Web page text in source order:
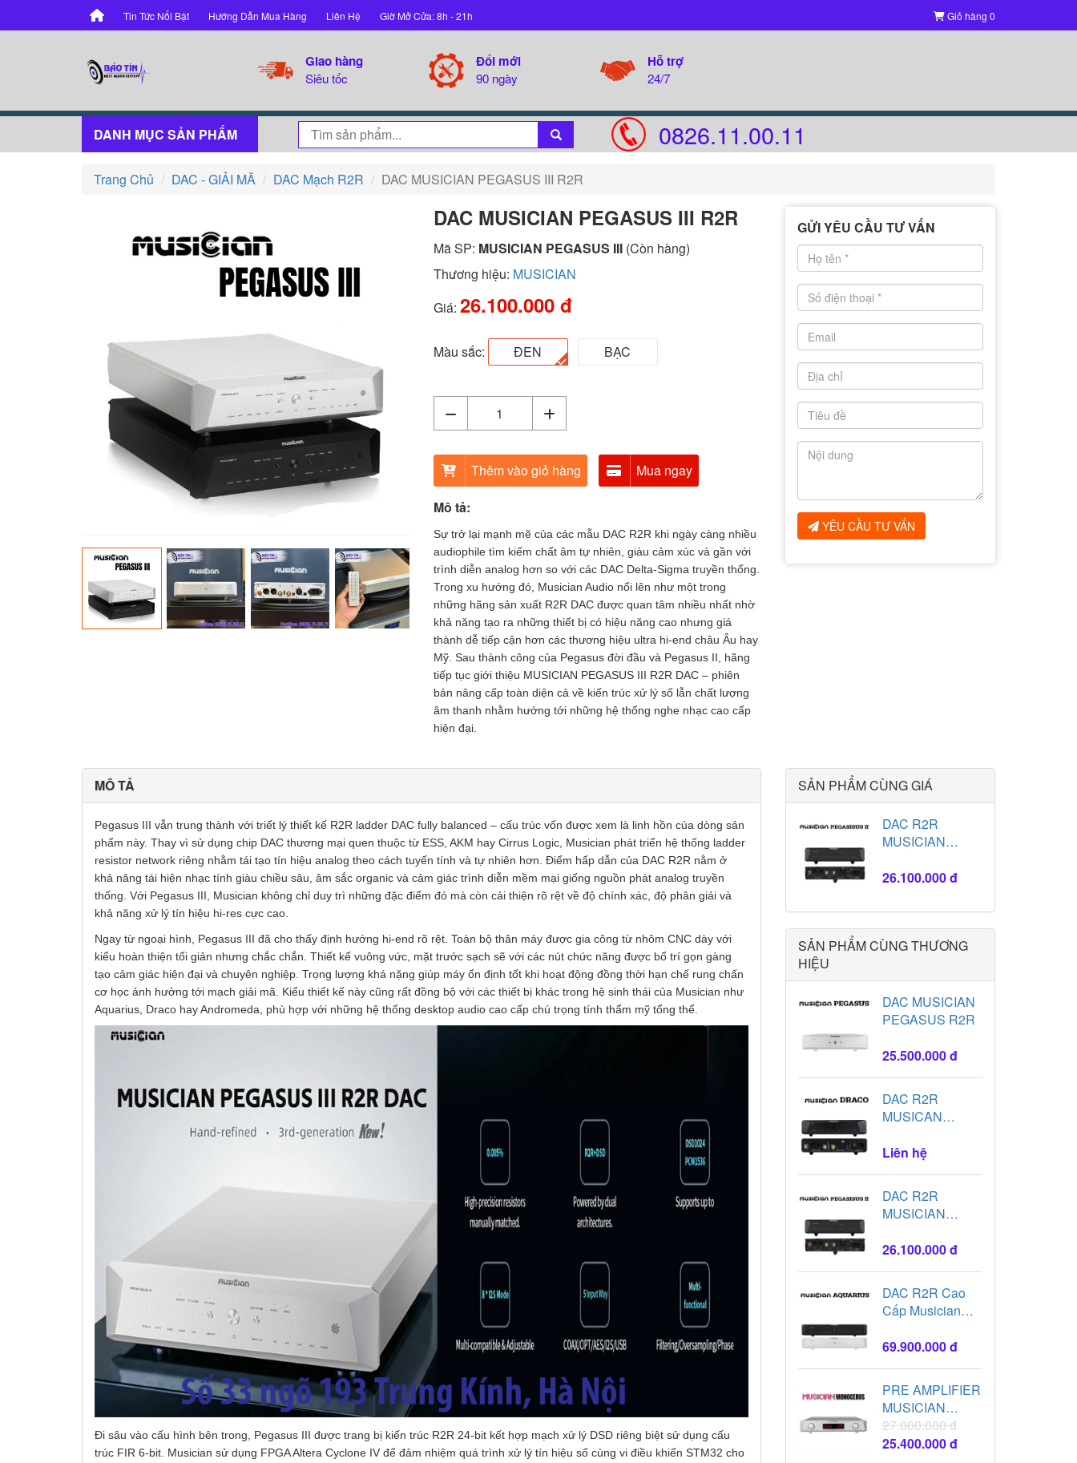
Tin Tức Nổi Bật Hướng Dẫn Mua Hàng Liên Hệ Giờ Mở Cửa: 8h - 21h Giỏ hàng 0
Giao hàng
Siêu tốc
Đổi mới
90 ngày
Hỗ trợ
24/7
DANH MỤC SẢN PHẨM 0826.11.00.11
Trang Chủ DAC - GIẢI MÃ DAC Mạch R2R DAC MUSICIAN PEGASUS III R2R
DAC MUSICIAN PEGASUS III R2R
Mã SP: MUSICIAN PEGASUS III (Còn hàng)
Thương hiệu: MUSICIAN
Giá: 26.100.000 đ
Màu sắc: ĐEN BẠC
Thêm vào giỏ hàng
Mua ngay
Mô tả:
Sự trở lại mạnh mẽ của các mẫu DAC R2R khi ngày càng nhiều
audiophile tìm kiếm chất âm tự nhiên, giàu cảm xúc và gần với
trình diễn analog hơn so với các DAC Delta-Sigma truyền thống.
Trong xu hướng đó, Musician Audio nổi lên như một trong
những hãng sản xuất R2R DAC được quan tâm nhiều nhất nhờ
khả năng tạo ra những thiết bị có hiệu năng cao nhưng giá
thành dễ tiếp cận hơn các thương hiệu ultra hi-end châu Âu hay
Mỹ. Sau thành công của Pegasus đời đầu và Pegasus II, hãng
tiếp tục giới thiệu MUSICIAN PEGASUS III R2R DAC – phiên
bản nâng cấp toàn diện cả về kiến trúc xử lý số lẫn chất lượng
âm thanh nhằm hướng tới những hệ thống nghe nhạc cao cấp
hiện đại.
GỬI YÊU CẦU TƯ VẤN
YÊU CẦU TƯ VẤN
MÔ TẢ
Pegasus III vẫn trung thành với triết lý thiết kế R2R ladder DAC fully balanced – cấu trúc vốn được xem là linh hồn của dòng sản
phẩm này. Thay vì sử dụng chip DAC thương mại quen thuộc từ ESS, AKM hay Cirrus Logic, Musician phát triển hệ thống ladder
resistor network riêng nhằm tái tạo tín hiệu analog theo cách tuyến tính và tự nhiên hơn. Điểm hấp dẫn của DAC R2R nằm ở
khả năng tái hiện nhạc tính giàu chiều sâu, âm sắc organic và cảm giác trình diễn mềm mại giống nguồn phát analog truyền
thống. Với Pegasus III, Musician không chỉ duy trì những đặc điểm đó mà còn cải thiện rõ rệt về độ chính xác, độ phân giải và
khả năng xử lý tín hiệu hi-res cực cao.
Ngay từ ngoại hình, Pegasus III đã cho thấy định hướng hi-end rõ rệt. Toàn bộ thân máy được gia công từ nhôm CNC dày với
kiểu hoàn thiện tối giản nhưng chắc chắn. Thiết kế vuông vức, mặt trước sạch sẽ với các nút chức năng được bố trí gọn gàng
tạo cảm giác hiện đại và chuyên nghiệp. Trọng lượng khá nặng giúp máy ổn định tốt khi hoạt động đồng thời hạn chế rung chấn
cơ học ảnh hưởng tới mạch giải mã. Kiểu thiết kế này cũng rất đồng bộ với các thiết bị khác trong hệ sinh thái của Musician như
Aquarius, Draco hay Andromeda, phù hợp với những hệ thống desktop audio cao cấp chú trọng tính thẩm mỹ tổng thể.
Đi sâu vào cấu hình bên trong, Pegasus III được trang bị kiến trúc R2R 24-bit kết hợp mạch xử lý DSD riêng biệt sử dụng cấu
trúc FIR 6-bit. Musician sử dụng FPGA Altera Cyclone IV để đảm nhiệm quá trình xử lý tín hiệu số cùng vi điều khiển STM32 cho
SẢN PHẨM CÙNG GIÁ
DAC R2R
MUSICIAN
26.100.000 đ
SẢN PHẨM CÙNG THƯƠNG
HIỆU
DAC MUSICIAN
PEGASUS R2R
25.500.000 đ
DAC R2R
MUSICAN
Liên hệ
DAC R2R
MUSICIAN
26.100.000 đ
DAC R2R Cao
Cấp Musician
đỉnh
69.900.000 đ
PRE AMPLIFIER
MUSICIAN
MONOCEROS
27.000.000 đ
25.400.000 đ